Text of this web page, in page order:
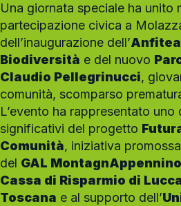
Una giornata speciale ha unito
partecipazione civica a
dell’inaugurazione dell’
Biodiversità e del nuovo
Claudio Pellegrinucci,
comunità, scomparso
L’evento ha rappresentato uno
significativi del progetto
Comunità, iniziativa
del GAL MontagnAppennino
Cassa di Risparmio di
Toscana e al supporto dell’